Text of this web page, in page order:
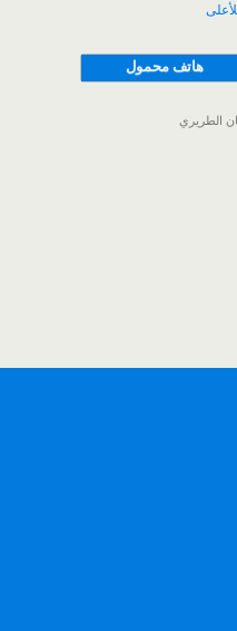
هاتف محمول
الطريري